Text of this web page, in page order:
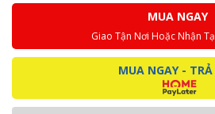
MUA NGAY
Giao Tận Nơi Hoặc Nhận
MUA NGAY - TRẢ